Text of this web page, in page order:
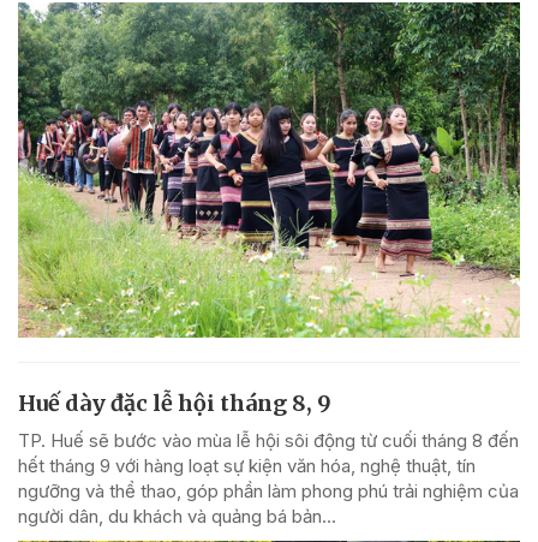
Huế dày đặc lễ hội tháng 8, 9
TP. Huế sẽ bước vào mùa lễ hội sôi động từ cuối tháng 8 đến
hết tháng 9 với hàng loạt sự kiện văn hóa, nghệ thuật, tín
ngưỡng và thể thao, góp phần làm phong phú trải nghiệm của
người dân, du khách và quảng bá bản...